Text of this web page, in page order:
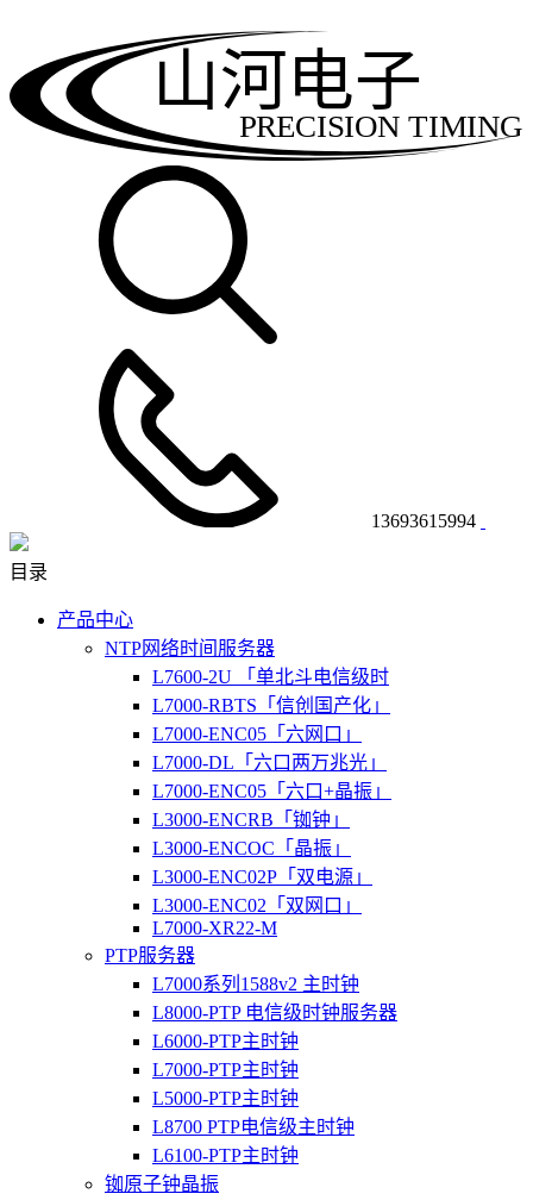
PRECISION TIMING
山河电子
13693615994
目录
产品中心
NTP网络时间服务器
L7600-2U 「单北斗电信级时
L7000-RBTS「信创国产化」
L7000-ENC05「六网口」
L7000-DL「六口两万兆光」
L7000-ENC05「六口+晶振」
L3000-ENCRB「铷钟」
L3000-ENCOC「晶振」
L3000-ENC02P「双电源」
L3000-ENC02「双网口」
L7000-XR22-M
PTP服务器
L7000系列1588v2 主时钟
L8000-PTP 电信级时钟服务器
L6000-PTP主时钟
L7000-PTP主时钟
L5000-PTP主时钟
L8700 PTP电信级主时钟
L6100-PTP主时钟
铷原子钟晶振